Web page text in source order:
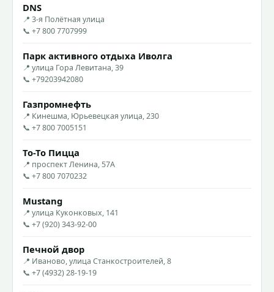
DNS
📍 3-я Полётная улица
📞 +7 800 7707999
Парк активного отдыха Иволга
📍 улица Гора Левитана, 39
📞 +79203942080
Газпромнефть
📍 Кинешма, Юрьевецкая улица, 230
📞 +7 800 7005151
То-То Пицца
📍 проспект Ленина, 57А
📞 +7 800 7070232
Mustang
📍 улица Куконковых, 141
📞 +7 (920) 343-92-00
Печной двор
📍 Иваново, улица Станкостроителей, 8
📞 +7 (4932) 28-19-19